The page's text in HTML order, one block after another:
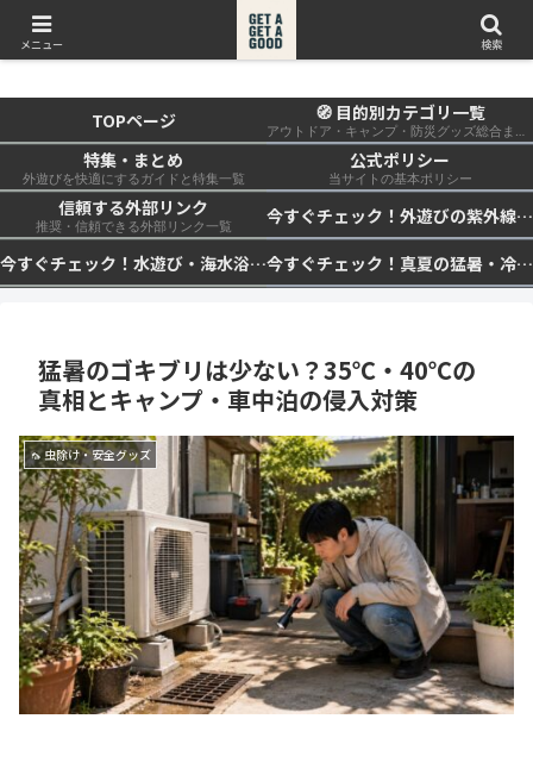
get a get a good
TOPページ 🧭 目的別カテゴリ一覧
アウトドア・キャンプ・防災グッズ総合まとめ
特集・まとめ
外遊びを快適にするガイドと特集一覧
公式ポリシー
当サイトの基本ポリシー
信頼する外部リンク
推奨・信頼できる外部リンク一覧
今すぐチェック！外遊びの紫外線対策・日差し快適化計画｜帽子・日傘・ウェア・日焼け止めを総まとめ☀️🏕️👓
今すぐチェック！水遊び・海水浴の快適化計画｜浮き輪・服装・日陰・安全対策を総まとめ🏖️🌊✨
今すぐチェック！真夏の猛暑・冷却・保冷快適化計画｜外遊び・キャンプ・車中泊の暑さ対策を総まとめ☀️🧊🏕️
猛暑のゴキブリは少ない？35℃・40℃の
真相とキャンプ・車中泊の侵入対策
🦟 虫除け・安全グッズ
メニュー 検索